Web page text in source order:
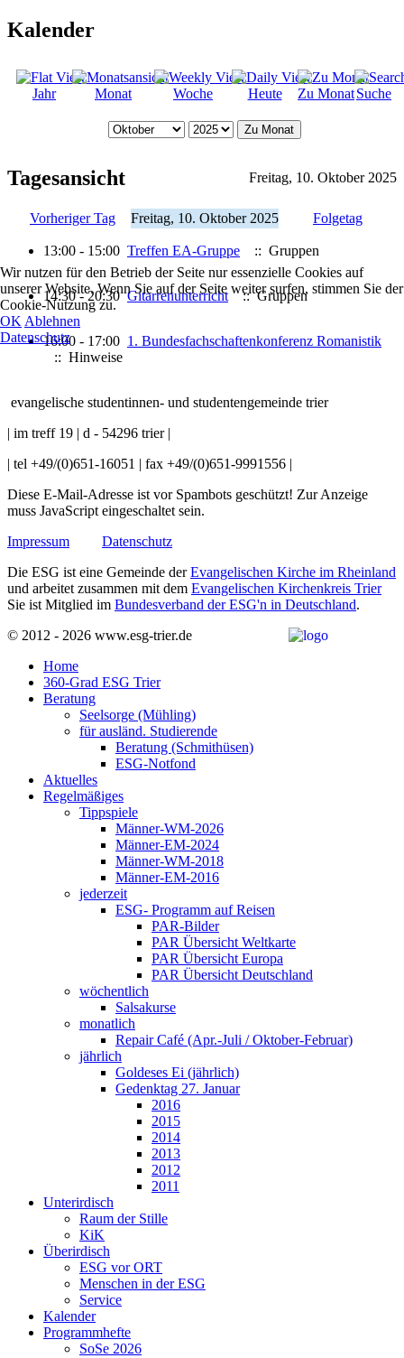
Kalender
Jahr Monat Woche Heute Zu MonatSuche
Zu Monat
Tagesansicht Freitag, 10. Oktober 2025
Vorheriger Tag Freitag, 10. Oktober 2025 Folgetag
13:00 - 15:00 Treffen EA-Gruppe :: Gruppen
14:30 - 20:30Gitarrenunterricht :: Gruppen
16:00 - 17:00 1. Bundesfachschaftenkonferenz Romanistik
:: Hinweise
evangelische studentinnen- und studentengemeinde trier
| im treff 19 | d - 54296 trier |
| tel +49/(0)651-16051 | fax +49/(0)651-9991556 |
Diese E-Mail-Adresse ist vor Spambots geschützt! Zur Anzeige
muss JavaScript eingeschaltet sein.
Impressum
Datenschutz
Die ESG ist eine Gemeinde derEvangelischen Kirche im Rheinland
und arbeitet zusammen mit dem Evangelischen Kirchenkreis Trier
Sie ist Mitglied im Bundesverband der ESG'n in Deutschland.
© 2012 - 2026 www.esg-trier.de
Home
360-Grad ESG Trier
Beratung
Seelsorge (Mühling)
für ausländ. Studierende
Beratung (Schmithüsen)
ESG-Notfond
Aktuelles
Regelmäßiges
Tippspiele
Männer-WM-2026
Männer-EM-2024
Männer-WM-2018
Männer-EM-2016
jederzeit
ESG- Programm auf Reisen
PAR-Bilder
PAR Übersicht Weltkarte
PAR Übersicht Europa
PAR Übersicht Deutschland
wöchentlich
Salsakurse
monatlich
Repair Café (Apr.-Juli / Oktober-Februar)
jährlich
Goldeses Ei (jährlich)
Gedenktag 27. Januar
2016
2015
2014
2013
2012
2011
Unterirdisch
Raum der Stille
KiK
Überirdisch
ESG vor ORT
Menschen in der ESG
Service
Kalender
Programmhefte
SoSe 2026
Wir nutzen für den Betrieb der Seite nur essenzielle Cookies auf
unserer Website. Wenn Sie auf der Seite weiter surfen, stimmen Sie der
Cookie-Nutzung zu.
OK Ablehnen
Datenschutz